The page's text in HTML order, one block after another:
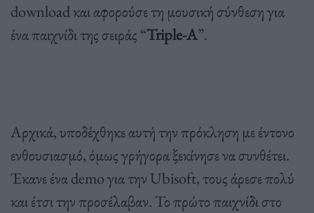
download και αφορούσε τη μουσική σύνθεση για
ένα παιχνίδι της σειράς “Triple-A”.
Αρχικά, υποδέχθηκε αυτή την πρόκληση με έντονο
ενθουσιασμό, όμως γρήγορα ξεκίνησε να συνθέτει.
Έκανε ένα demo για την Ubisoft, τους άρεσε πολύ
και έτσι την προσέλαβαν. Το πρώτο παιχνίδι στο